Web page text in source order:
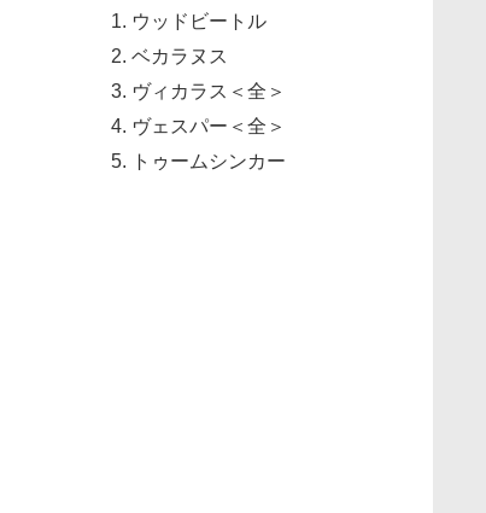
ウッドビートル
ベカラヌス
ヴィカラス＜全＞
ヴェスパー＜全＞
トゥームシンカー